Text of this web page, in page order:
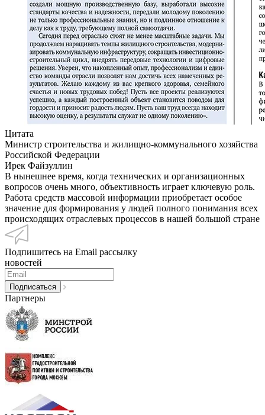
Цитата
Министр строительства и жилищно-коммунального хозяйства
Российской Федерации
Ирек Файзуллин
В нынешнее время, когда технических и организационных
вопросов очень много, объективность играет ключевую роль.
Работа средств массовой информации приобретает особое
значение для формирования у людей полного понимания всех
происходящих отраслевых процессов в нашей большой стране
Подпишитесь на Email рассылку
новостей
Партнеры